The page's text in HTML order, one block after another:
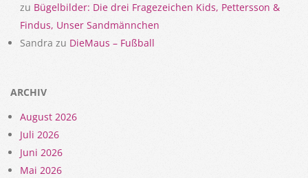
zu Bügelbilder: Die drei Fragezeichen Kids, Pettersson &
Findus, Unser Sandmännchen
Sandra zu DieMaus – Fußball
ARCHIV
August 2026
Juli 2026
Juni 2026
Mai 2026